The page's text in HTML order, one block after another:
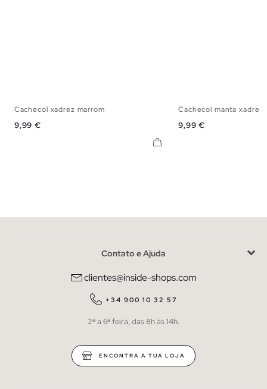
Cachecol xadrez marrom
Preço
9,99 €
Cachecol manta xadrez
Preço
9,99 €
Contato e Ajuda
clientes@inside-shops.com
+34 900 10 32 57
2ª a 6ª feira, das 8h às 14h.
ENCONTRA A TUA LOJA